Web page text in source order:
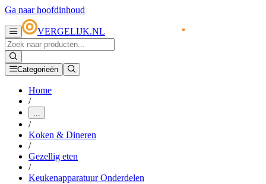
Ga naar hoofdinhoud
VERGELIJK.NL
Categorieën
Home
/
...
/
Koken & Dineren
/
Gezellig eten
/
Keukenapparatuur Onderdelen